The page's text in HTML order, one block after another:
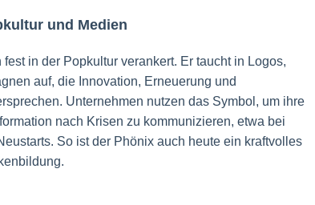
und Medien
in der Popkultur verankert. Er taucht in Logos,
auf, die Innovation, Erneuerung und
Unternehmen nutzen das Symbol, um ihre
nach Krisen zu kommunizieren, etwa bei
So ist der Phönix auch heute ein kraftvolles